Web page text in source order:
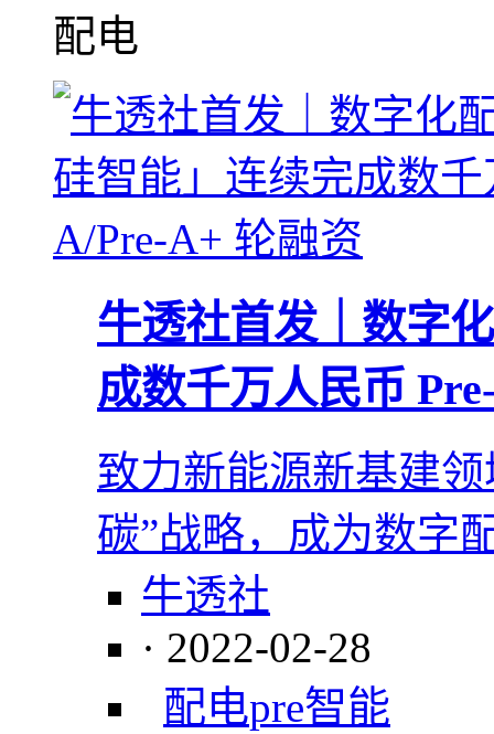
配电
牛透社首发｜数字
成数千万人民币
致力新能源新基建
碳”战略，成为数字
牛透社
· 2022-02-28
配电pre智能